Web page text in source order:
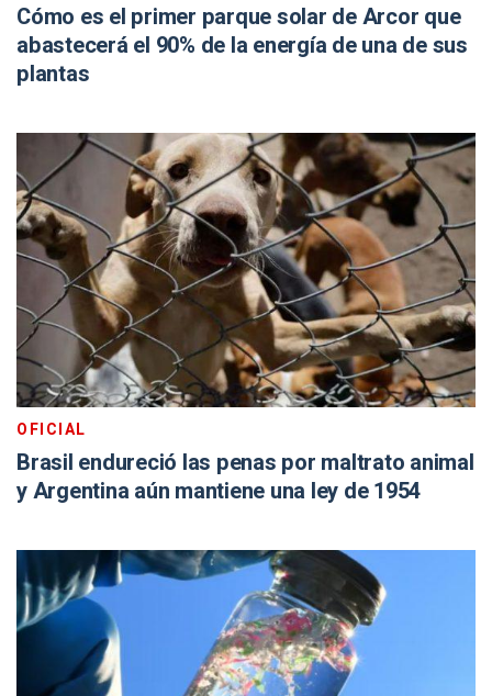
Cómo es el primer parque solar de Arcor que
abastecerá el 90% de la energía de una de sus
plantas
OFICIAL
Brasil endureció las penas por maltrato animal
y Argentina aún mantiene una ley de 1954